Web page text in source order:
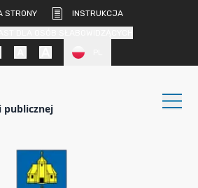
STRONY
INSTRUKCJA
publicznej